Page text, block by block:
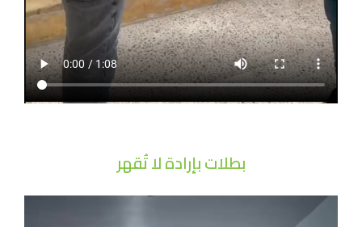
بطلات بإرادة لا تُقهر